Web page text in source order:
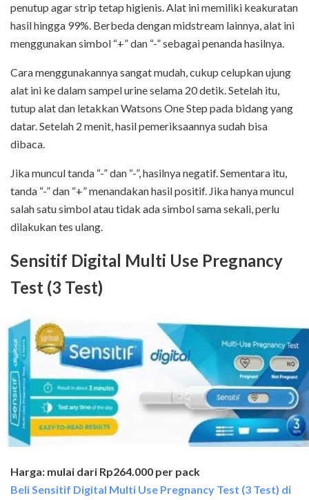
penutup agar strip tetap higienis. Alat ini memiliki keakuratan
hasil hingga 99%. Berbeda dengan midstream lainnya, alat ini
menggunakan simbol “+” dan “-” sebagai penanda hasilnya.
Cara menggunakannya sangat mudah, cukup celupkan ujung
alat ini ke dalam sampel urine selama 20 detik. Setelah itu,
tutup alat dan letakkan Watsons One Step pada bidang yang
datar. Setelah 2 menit, hasil pemeriksaannya sudah bisa
dibaca.
Jika muncul tanda “-” dan “-”, hasilnya negatif. Sementara itu,
tanda “-” dan “+” menandakan hasil positif. Jika hanya muncul
salah satu simbol atau tidak ada simbol sama sekali, perlu
dilakukan tes ulang.
Sensitif Digital Multi Use Pregnancy
Test (3 Test)
Harga: mulai dari Rp264.000 per pack
Beli Sensitif Digital Multi Use Pregnancy Test (3 Test) di